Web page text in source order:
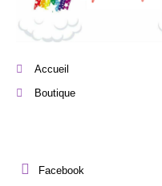
Accueil
Boutique
Facebook